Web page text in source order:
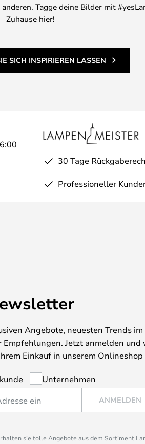
Tagge deine Bilder mit
Zuhause hier!
SICH INSPIRIEREN LASSEN
30 Tage
Professioneller
Angebote, neuesten Trends
Jetzt anmelden und
Einkauf in unserem
Unternehmen
ANMELDEN
sie tolle Angebote aus dem Sortiment